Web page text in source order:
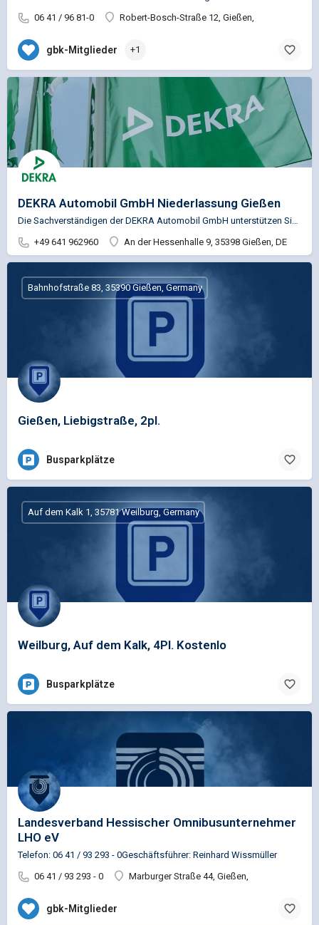
06 41 / 96 81-0
Robert-Bosch-Straße 12, Gießen,
gbk-Mitglieder +1
DEKRA Automobil GmbH Niederlassung Gießen
+49 641 962960
An der Hessenhalle 9, 35398 Gießen, DE
Gießen, Liebigstraße, 2pl.
Bahnhofstraße 83, 35390 Gießen, Germany
Busparkplätze
Weilburg, Auf dem Kalk, 4Pl. Kostenlo
Auf dem Kalk 1, 35781 Weilburg, Germany
Busparkplätze
Landesverband Hessischer Omnibusunternehmer
LHO eV
Telefon: 06 41 / 93 293 - 0Geschäftsführer: Reinhard Wissmüller
06 41 / 93 293 - 0
Marburger Straße 44, Gießen,
gbk-Mitglieder